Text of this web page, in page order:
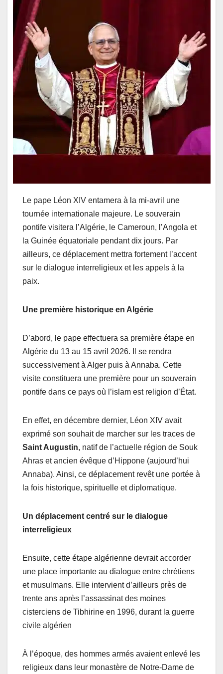
Le pape Léon XIV entamera à la mi-avril une
tournée internationale majeure. Le souverain
pontife visitera l’Algérie, le Cameroun, l’Angola et
la Guinée équatoriale pendant dix jours. Par
ailleurs, ce déplacement mettra fortement l’accent
sur le dialogue interreligieux et les appels à la
paix.
Une première historique en Algérie
D’abord, le pape effectuera sa première étape en
Algérie du 13 au 15 avril 2026. Il se rendra
successivement à Alger puis à Annaba. Cette
visite constituera une première pour un souverain
pontife dans ce pays où l’islam est religion d’État.
En effet, en décembre dernier, Léon XIV avait
exprimé son souhait de marcher sur les traces de
Saint Augustin, natif de l’actuelle région de Souk
Ahras et ancien évêque d’Hippone (aujourd’hui
Annaba). Ainsi, ce déplacement revêt une portée à
la fois historique, spirituelle et diplomatique.
Un déplacement centré sur le dialogue
interreligieux
Ensuite, cette étape algérienne devrait accorder
une place importante au dialogue entre chrétiens
et musulmans. Elle intervient d’ailleurs près de
trente ans après l’assassinat des moines
cisterciens de Tibhirine en 1996, durant la guerre
civile algérien
À l’époque, des hommes armés avaient enlevé les
religieux dans leur monastère de Notre-Dame de